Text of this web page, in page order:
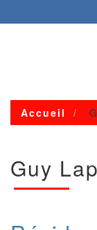
Accueil
Guy